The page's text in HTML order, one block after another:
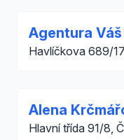
Agentura Váš
Havlíčkova 689/
Alena
Hlavní třída 91/8,